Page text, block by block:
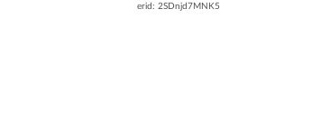
erid: 2SDnjd7MNK5